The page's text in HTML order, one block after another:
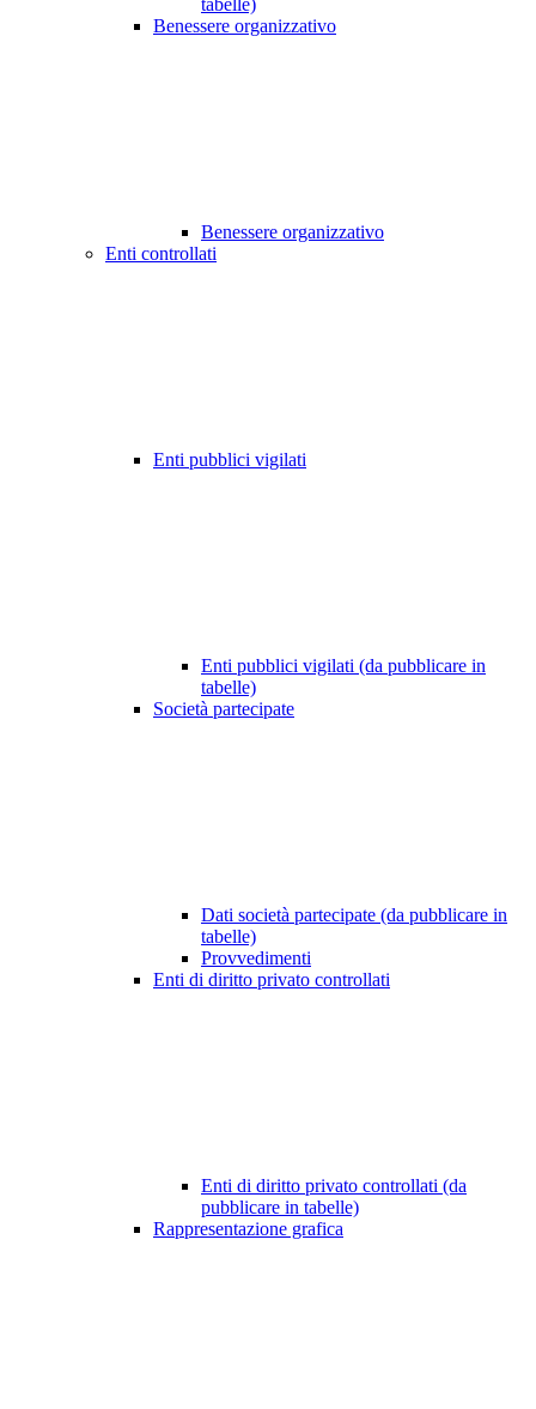
tabelle)
Benessere organizzativo
Benessere organizzativo
Enti controllati
Enti pubblici vigilati
Enti pubblici vigilati (da pubblicare in
tabelle)
Società partecipate
Dati società partecipate (da pubblicare in
tabelle)
Provvedimenti
Enti di diritto privato controllati
Enti di diritto privato controllati (da
pubblicare in tabelle)
Rappresentazione grafica